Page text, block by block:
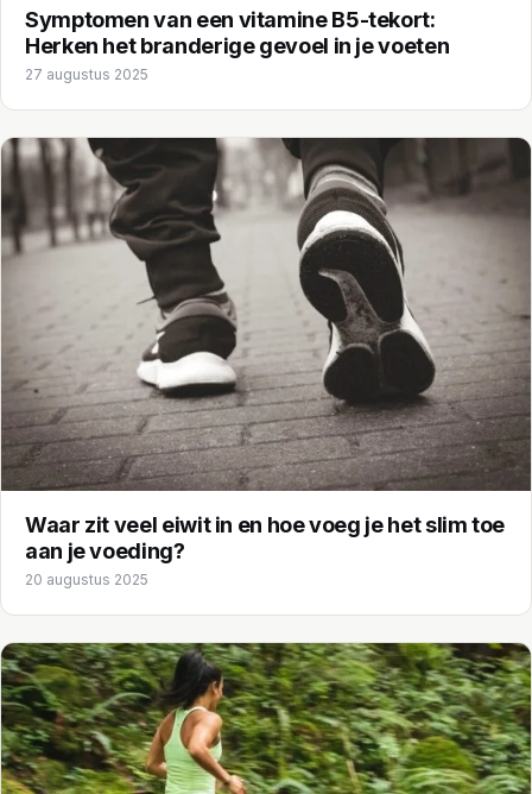
Symptomen van een vitamine B5-tekort:
Herken het branderige gevoel in je voeten
27 augustus 2025
Waar zit veel eiwit in en hoe voeg je het slim toe
aan je voeding?
20 augustus 2025